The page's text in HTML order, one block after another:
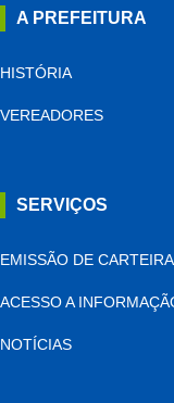
A PREFEITURA
HISTÓRIA
VEREADORES
SERVIÇOS
EMISSÃO DE
ACESSO A
NOTÍCIAS